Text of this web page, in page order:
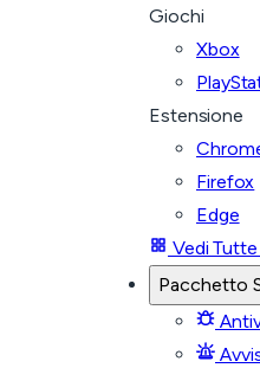
Giochi
Xbox
Estensione
Firefox
Edge
Vedi
Pacchetto